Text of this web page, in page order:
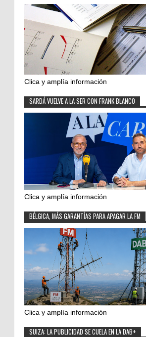
Clica y amplía información
SARDÁ VUELVE A LA SER CON FRANK BLANCO
Clica y amplía información
BÉLGICA, MÁS GARANTÍAS PARA APAGAR LA FM
Clica y amplía información
SUIZA: LA PUBLICIDAD SE CUELA EN LA DAB+